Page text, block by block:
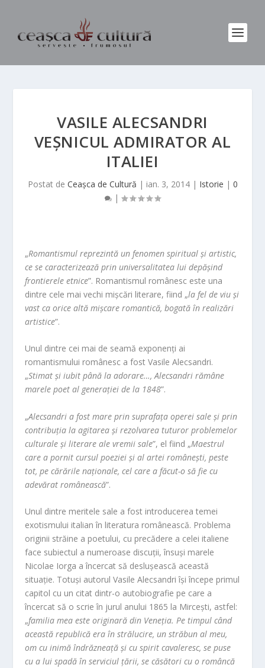
VASILE ALECSANDRI
VEȘNICUL ADMIRATOR AL
ITALIEI
Postat de Ceașca de Cultură | ian. 3, 2014| Istorie | 0
|
„Romantismul reprezintă un fenomen spiritual și artistic,
ce se caracterizează prin universalitatea lui depășind
frontierele etnice”. Romantismul românesc este una
dintre cele mai vechi mișcări literare, fiind „la fel de viu și
vast ca orice altă mișcare romantică, bogată în realizări
artistice”.
Unul dintre cei mai de seamă exponenți ai
romantismului românesc a fost Vasile Alecsandri.
„Stimat și iubit până la adorare…, Alecsandri rămâne
marele poet al generației de la 1848”.
„Alecsandri a fost mare prin suprafața operei sale și prin
contribuția la agitarea și rezolvarea tuturor problemelor
culturale și literare ale vremii sale”, el fiind „Maestrul
care a pornit cursul poeziei și al artei românești, peste
tot, pe cărările naționale, cel care a făcut-o să fie cu
adevărat românească”.
Unul dintre meritele sale a fost introducerea temei
exotismului italian în literatura românească. Problema
originii străine a poetului, cu precădere a celei italiene
face subiectul a numeroase discuții, însuși marele
Nicolae Iorga a încercat să deslușească această
situație. Totuși autorul Vasile Alecsandri își începe primul
capitol cu un citat dintr-o autobiografie pe care a
încercat să o scrie în jurul anului 1865 la Mircești, astfel:
„familia mea este originară din Veneția. Pe timpul când
această republică era în strălucire, un străbun al meu,
om cu inimă îndrăzneață și cu spirit cavaleresc, se puse
cu a lui spadă în serviciul țării, se căsători cu o româncă